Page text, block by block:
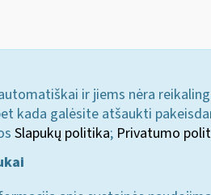
ir jiems nėra
kada galėsite atšaukti
Slapukų politika; Privatumo